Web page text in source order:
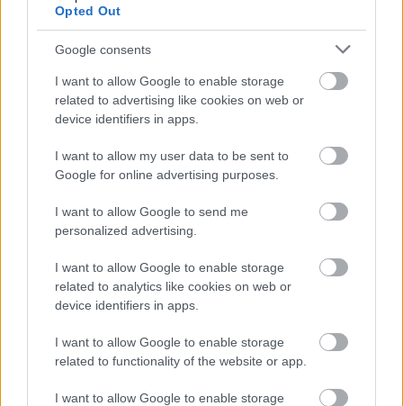
Opted Out
Google consents
I want to allow Google to enable storage
related to advertising like cookies on web or
device identifiers in apps.
I want to allow my user data to be sent to
Google for online advertising purposes.
I want to allow Google to send me
personalized advertising.
I want to allow Google to enable storage
related to analytics like cookies on web or
device identifiers in apps.
I want to allow Google to enable storage
related to functionality of the website or app.
I want to allow Google to enable storage
Idén is PajTáska, egy táskányi segítség a paksi
iskolakezdéshez
MAGYAR ÉPÍTŐK